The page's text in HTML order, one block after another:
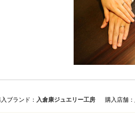
ブランド： 入倉康ジュエリー工房 購入店舗：